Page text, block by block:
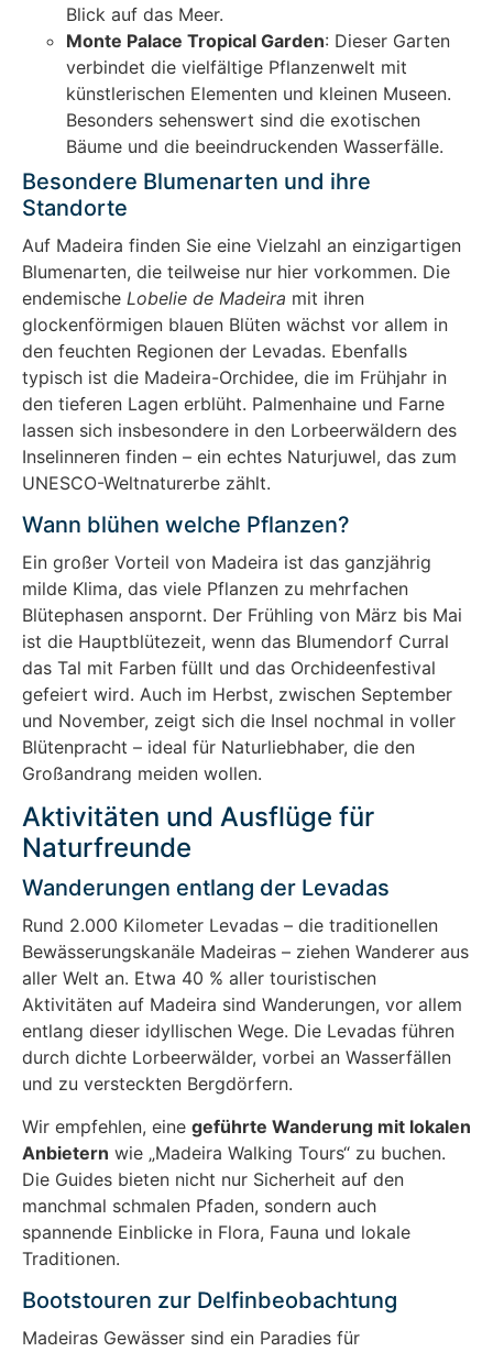
Blick auf das Meer.
Monte Palace Tropical Garden: Dieser Garten
verbindet die vielfältige Pflanzenwelt mit
künstlerischen Elementen und kleinen Museen.
Besonders sehenswert sind die exotischen
Bäume und die beeindruckenden Wasserfälle.
Besondere Blumenarten und ihre
Standorte
Auf Madeira finden Sie eine Vielzahl an einzigartigen
Blumenarten, die teilweise nur hier vorkommen. Die
endemische Lobelie de Madeira mit ihren
glockenförmigen blauen Blüten wächst vor allem in
den feuchten Regionen der Levadas. Ebenfalls
typisch ist die Madeira-Orchidee, die im Frühjahr in
den tieferen Lagen erblüht. Palmenhaine und Farne
lassen sich insbesondere in den Lorbeerwäldern des
Inselinneren finden – ein echtes Naturjuwel, das zum
UNESCO-Weltnaturerbe zählt.
Wann blühen welche Pflanzen?
Ein großer Vorteil von Madeira ist das ganzjährig
milde Klima, das viele Pflanzen zu mehrfachen
Blütephasen anspornt. Der Frühling von März bis Mai
ist die Hauptblütezeit, wenn das Blumendorf Curral
das Tal mit Farben füllt und das Orchideenfestival
gefeiert wird. Auch im Herbst, zwischen September
und November, zeigt sich die Insel nochmal in voller
Blütenpracht – ideal für Naturliebhaber, die den
Großandrang meiden wollen.
Aktivitäten und Ausflüge für
Naturfreunde
Wanderungen entlang der Levadas
Rund 2.000 Kilometer Levadas – die traditionellen
Bewässerungskanäle Madeiras – ziehen Wanderer aus
aller Welt an. Etwa 40 % aller touristischen
Aktivitäten auf Madeira sind Wanderungen, vor allem
entlang dieser idyllischen Wege. Die Levadas führen
durch dichte Lorbeerwälder, vorbei an Wasserfällen
und zu versteckten Bergdörfern.
Wir empfehlen, eine geführte Wanderung mit lokalen
Anbietern wie „Madeira Walking Tours“ zu buchen.
Die Guides bieten nicht nur Sicherheit auf den
manchmal schmalen Pfaden, sondern auch
spannende Einblicke in Flora, Fauna und lokale
Traditionen.
Bootstouren zur Delfinbeobachtung
Madeiras Gewässer sind ein Paradies für